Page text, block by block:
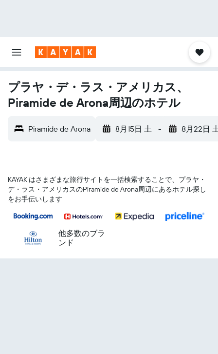
プラヤ・デ・ラス・アメリカス、
Piramide de Arona周辺のホテル
Piramide de Arona 8月15日 土 - 8月22日
KAYAK はさまざまな旅行サイトを一括検索することで、プラヤ・
デ・ラス・アメリカス​のPiramide de Arona​周辺にあるホテル探し
をお手伝いします
他多数のブラ
ンド